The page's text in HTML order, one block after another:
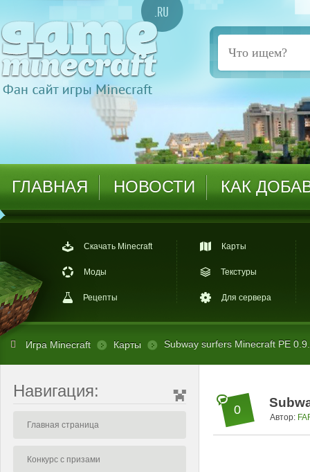
ГЛАВНАЯ НОВОСТИ КАК
Скачать Minecraft
Моды
Рецепты
Карты
Текстуры
Для сервера
Игра Minecraft Карты Subway surfers Minecraft PE
Навигация:
Главная страница
Конкурс с призами
0
Автор: